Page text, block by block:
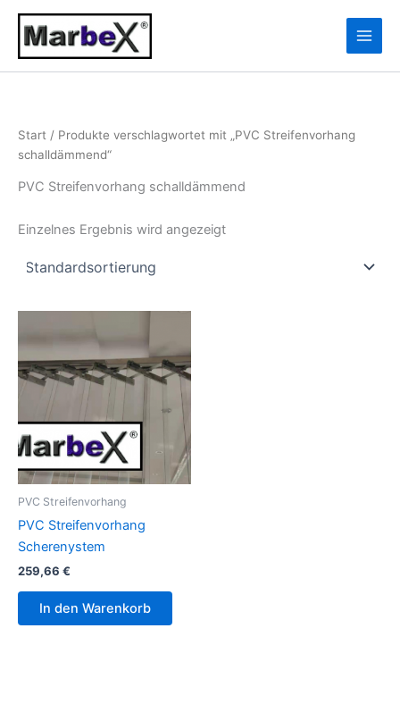
Zum
Inhalt
springen
Start / Produkte verschlagwortet mit „PVC Streifenvorhang
schalldämmend“
PVC Streifenvorhang schalldämmend
Einzelnes Ergebnis wird angezeigt
PVC Streifenvorhang
PVC Streifenvorhang
Scherenystem
259,66 €
In den Warenkorb